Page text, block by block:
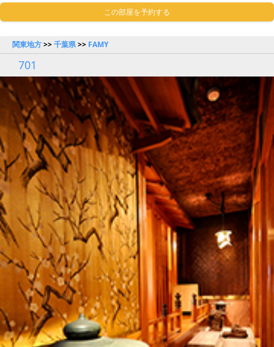
この部屋を予約する
関東地方>>千葉県>> FAMY
701